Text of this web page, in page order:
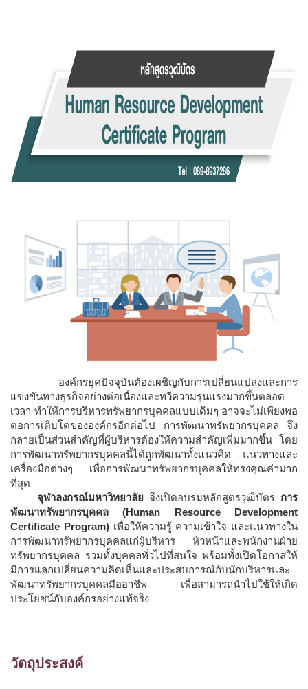
องค์กรยุคปัจจุบันต้องเผชิญกับการเปลี่ยนแปลงและการ
แข่งขันทางธุรกิจอย่างต่อเนื่องและทวีความรุนแรงมากขึ้นตลอด
เวลา ทำให้การบริหารทรัพยากรบุคคลแบบเดิมๆ อาจจะไม่เพียงพอ
ต่อการเติบโตขององค์กรอีกต่อไป การพัฒนาทรัพยากรบุคคล จึง
กลายเป็นส่วนสำคัญที่ผู้บริหารต้องให้ความสำคัญเพิ่มมากขึ้น โดย
การพัฒนาทรัพยากรบุคคลนี้ได้ถูกพัฒนาทั้งแนวคิด แนวทางและ
เครื่องมือต่างๆ เพื่อการพัฒนาทรัพยากรบุคคลให้ทรงคุณค่ามาก
ที่สุด
จุฬาลงกรณ์มหาวิทยาลัย จึงเปิดอบรมหลักสูตรวุฒิบัตร การ
พัฒนาทรัพยากรบุคคล (Human Resource Development
Certificate Program)เพื่อให้ความรู้ ความเข้าใจ และแนวทางใน
การพัฒนาทรัพยากรบุคคลแก่ผู้บริหาร หัวหน้าและพนักงานฝ่าย
ทรัพยากรบุคคล รวมทั้งบุคคลทั่วไปที่สนใจ พร้อมทั้งเปิดโอกาสให้
มีการแลกเปลี่ยนความคิดเห็นและประสบการณ์กับนักบริหารและ
พัฒนาทรัพยากรบุคคลมืออาชีพ เพื่อสามารถนำไปใช้ให้เกิด
ประโยชน์กับองค์กรอย่างแท้จริง
วัตถุประสงค์